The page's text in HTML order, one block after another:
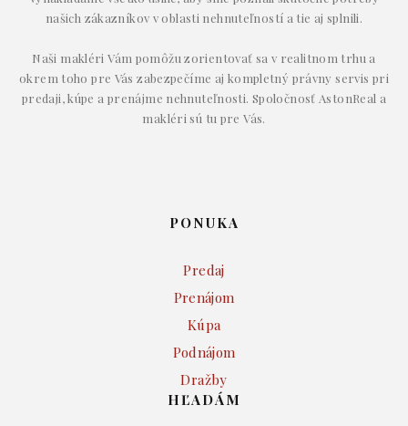
našich zákazníkov v oblasti nehnuteľností a tie aj splnili.
Naši makléri Vám pomôžu zorientovať sa v realitnom trhu a
okrem toho pre Vás zabezpečíme aj kompletný právny servis pri
predaji, kúpe a prenájme nehnuteľnosti. Spoločnosť AstonReal a
makléri sú tu pre Vás.
PONUKA
Predaj
Prenájom
Kúpa
Podnájom
Dražby
HĽADÁM